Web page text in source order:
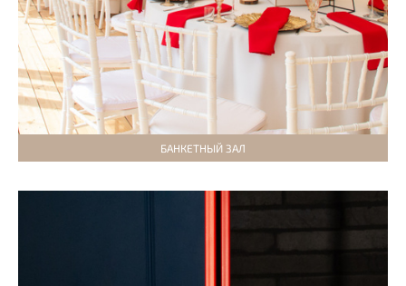
БАНКЕТНЫЙ ЗАЛ